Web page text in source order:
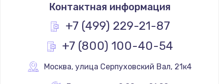
1200 руб.
Заказать
Замена реле
Контактная информация
+7 (499) 229-21-87
+7 (800) 100-40-54
Москва, улица Серпуховский Вал, 21к4